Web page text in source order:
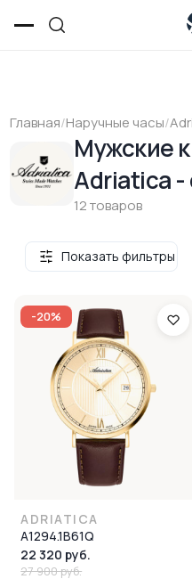
Главная/Наручные часы/
Мужские
Adriatica -
12 товаров
Показать фильтры
-20%
ADRIATICA
A1294.1B61Q
22 320 руб.
27 900 руб.